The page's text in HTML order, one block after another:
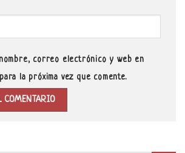
correo electrónico y web en
la próxima vez que comente.